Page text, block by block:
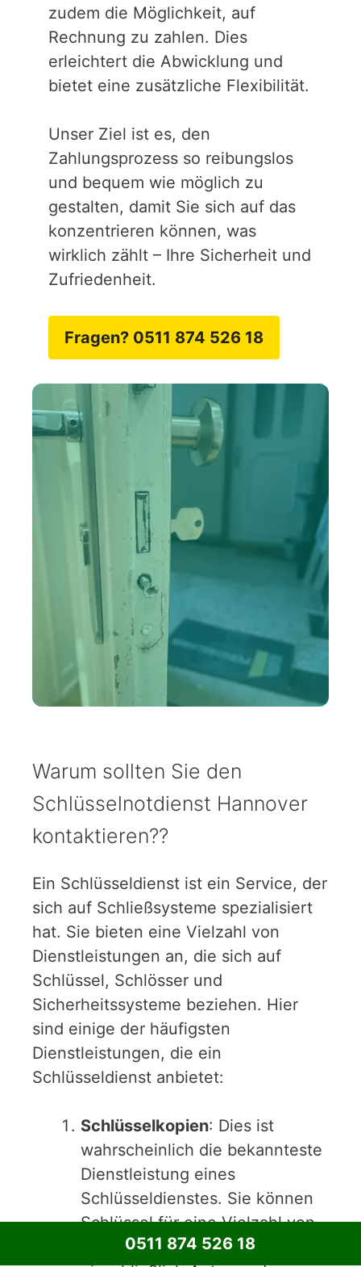
zudem die Möglichkeit, auf
Rechnung zu zahlen. Dies
erleichtert die Abwicklung und
bietet eine zusätzliche Flexibilität.
Unser Ziel ist es, den
Zahlungsprozess so reibungslos
und bequem wie möglich zu
gestalten, damit Sie sich auf das
konzentrieren können, was
wirklich zählt – Ihre Sicherheit und
Zufriedenheit.
Fragen? 0511 874 526 18
Warum sollten Sie den
Schlüsselnotdienst Hannover
kontaktieren??
Ein Schlüsseldienst ist ein Service, der
sich auf Schließsysteme spezialisiert
hat. Sie bieten eine Vielzahl von
Dienstleistungen an, die sich auf
Schlüssel, Schlösser und
Sicherheitssysteme beziehen. Hier
sind einige der häufigsten
Dienstleistungen, die ein
Schlüsseldienst anbietet:
Schlüsselkopien: Dies ist
wahrscheinlich die bekannteste
Dienstleistung eines
Schlüsseldienstes. Sie können
Schlüssel für eine Vielzahl von
Schlössern kopieren,
0511 874 526 18